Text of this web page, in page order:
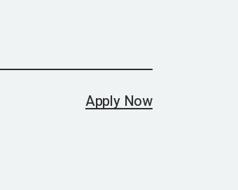
Apply Now